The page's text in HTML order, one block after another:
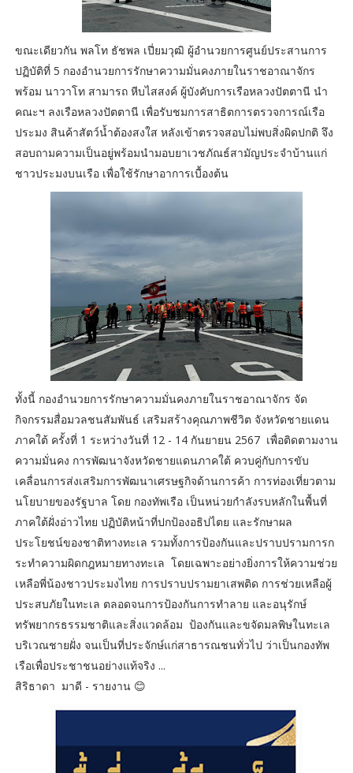
ขณะเดียวกัน พลโท ธัชพล เปี่ยมวุฒิ ผู้อำนวยการศูนย์ประสานการ
ปฏิบัติที่ 5 กองอำนวยการรักษาความมั่นคงภายในราชอาณาจักร
พร้อม นาวาโท สามารถ หีบไสสงค์ ผู้บังคับการเรือหลวงปัตตานี นำ
คณะฯ ลงเรือหลวงปัตตานี เพื่อรับชมการสาธิตการตรวจการณ์เรือ
ประมง สินค้าสัตว์น้ำต้องสงใส หลังเข้าตรวจสอบไม่พบสิ่งผิดปกติ จึง
สอบถามความเป็นอยู่พร้อมนำมอบยาเวชภัณธ์สามัญประจำบ้านแก่
ชาวประมงบนเรือ เพื่อใช้รักษาอาการเบื้องต้น
ทั้งนี้ กองอำนวยการรักษาความมั่นคงภายในราชอาณาจักร จัด
กิจกรรมสื่อมวลชนสัมพันธ์ เสริมสร้างคุณภาพชีวิต จังหวัดชายแดน
ภาคใต้ ครั้งที่ 1 ระหว่างวันที่ 12 - 14 กันยายน 2567 เพื่อติดตามงาน
ความมั่นคง การพัฒนาจังหวัดชายแดนภาคใต้ ควบคู่กับการขับ
เคลื่อนการส่งเสริมการพัฒนาเศรษฐกิจด้านการค้า การท่องเที่ยวตาม
นโยบายของรัฐบาล โดย กองทัพเรือ เป็นหน่วยกำลังรบหลักในพื้นที่
ภาคใต้ฝั่งอ่าวไทย ปฏิบัติหน้าที่ปกป้องอธิปไตย และรักษาผล
ประโยชน์ของชาติทางทะเล รวมทั้งการป้องกันและปราบปรามการก
ระทำความผิดกฎหมายทางทะเล โดยเฉพาะอย่างยิ่งการให้ความช่วย
เหลือพี่น้องชาวประมงไทย การปราบปรามยาเสพติด การช่วยเหลือผู้
ประสบภัยในทะเล ตลอดจนการป้องกันการทำลาย และอนุรักษ์
ทรัพยากรธรรมชาติและสิ่งแวดล้อม ป้องกันและขจัดมลพิษในทะเล
บริเวณชายฝั่ง จนเป็นที่ประจักษ์แก่สาธารณชนทั่วไป ว่าเป็นกองทัพ
เรือเพื่อประชาชนอย่างแท้จริง ...
สิริธาดา มาดี - รายงาน 😊